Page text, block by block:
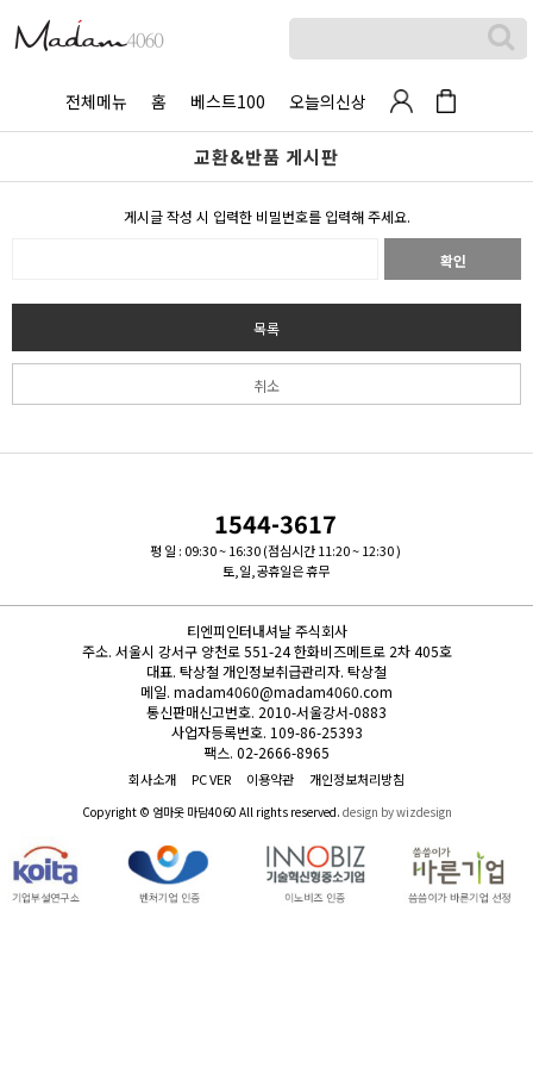
전체메뉴 홈 베스트100 오늘의신상
교환&반품 게시판
게시글 작성 시 입력한 비밀번호를 입력해 주세요.
확인
목록
취소
1544-3617
평 일 : 09:30 ~ 16:30 (점심시간 11:20 ~ 12:30 )
토,일,공휴일은 휴무
티엔피인터내셔날 주식회사
주소. 서울시 강서구 양천로 551-24 한화비즈메트로 2차 405호
대표. 탁상철 개인정보취급관리자. 탁상철
메일. madam4060@madam4060.com
통신판매신고번호. 2010-서울강서-0883
사업자등록번호. 109-86-25393
팩스. 02-2666-8965
회사소개 PC VER 이용약관 개인정보처리방침
Copyright © 엄마옷 마담4060 All rights reserved. design by wizdesign